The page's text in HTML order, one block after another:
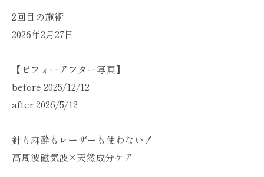
2回目の施術
2026年2月27日
【ビフォーアフター写真】
before 2025/12/12
after 2026/5/12
針も麻酔もレーザーも使わない！
高周波磁気波×天然成分ケア